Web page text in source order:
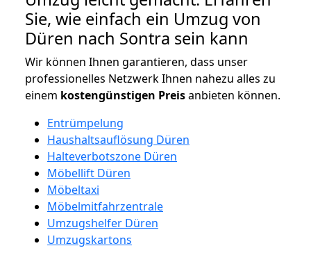
Sie, wie einfach ein Umzug von
Düren nach Sontra sein kann
Wir können Ihnen garantieren, dass unser
professionelles Netzwerk Ihnen nahezu alles zu
einem kostengünstigen Preisanbieten können.
Entrümpelung
Haushaltsauflösung Düren
Halteverbotszone Düren
Möbellift Düren
Möbeltaxi
Möbelmitfahrzentrale
Umzugshelfer Düren
Umzugskartons